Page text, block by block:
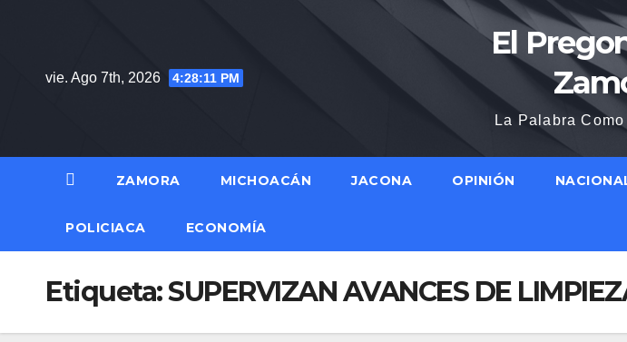
vie. Ago 7th, 2026 4:28:12 PM
El
La Palabra
ZAMORA MICHOACÁN JACONA OPINIÓN
POLICIACA ECONOMÍA
Etiqueta:SUPERVIZAN AVANCES DE